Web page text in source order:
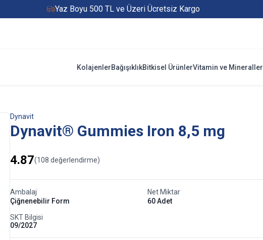
Yaz Boyu 500 TL ve Üzeri Ücretsiz Kargo
Hızlı Teslimat
KolajenlerBağışıklıkBitkisel ÜrünlerVitamin ve Mineraller
Dynavit
Dynavit® Gummies Iron 8,5 mg
4.87(108 değerlendirme)
Ambalajㅤ
Çiğnenebilir Form
Net Miktarㅤ
60 Adet
SKT Bilgisi
09/2027